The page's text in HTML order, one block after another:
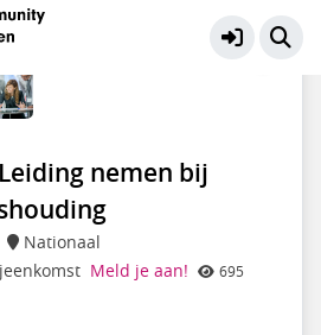
Meer
nemen bij
Nationaal
Meld je aan! 695